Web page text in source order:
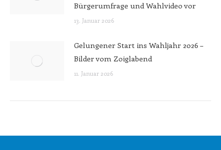
Bürgerumfrage und Wahlvideo vor
13. Januar 2026
Gelungener Start ins Wahljahr 2026 –
Bilder vom Zoiglabend
11. Januar 2026